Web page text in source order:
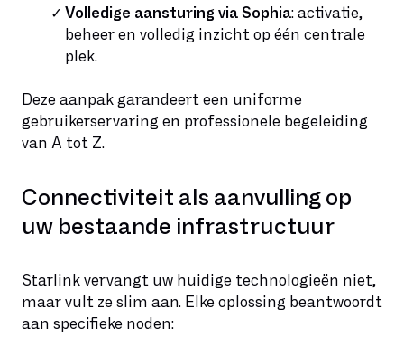
Volledige aansturing via Sophia: activatie,
beheer en volledig inzicht op één centrale
plek.
Deze aanpak garandeert een uniforme
gebruikerservaring en professionele begeleiding
van A tot Z.
Connectiviteit als aanvulling op
uw bestaande infrastructuur
Starlink vervangt uw huidige technologieën niet,
maar vult ze slim aan. Elke oplossing beantwoordt
aan specifieke noden: